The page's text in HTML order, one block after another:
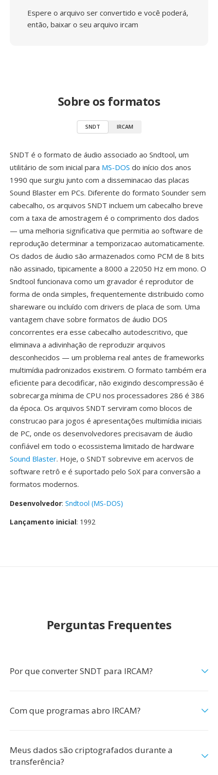
Espere o arquivo ser convertido e você poderá,
então, baixar o seu arquivo ircam
Sobre os formatos
SNDT IRCAM
SNDT é o formato de áudio associado ao Sndtool, um
utilitário de som inicial para MS-DOS do início dos anos
1990 que surgiu junto com a disseminacao das placas
Sound Blaster em PCs. Diferente do formato Sounder sem
cabecalho, os arquivos SNDT incluem um cabecalho breve
com a taxa de amostragem é o comprimento dos dados
— uma melhoria significativa que permitia ao software de
reprodução determinar a temporizacao automaticamente.
Os dados de áudio são armazenados como PCM de 8 bits
não assinado, tipicamente a 8000 a 22050 Hz em mono. O
Sndtool funcionava como um gravador é reprodutor de
forma de onda simples, frequentemente distribuido como
shareware ou incluído com drivers de placa de som. Uma
vantagem chave sobre formatos de áudio DOS
concorrentes era esse cabecalho autodescritivo, que
eliminava a adivinhação de reproduzir arquivos
desconhecidos — um problema real antes de frameworks
multimídia padronizados existirem. O formato também era
eficiente para decodificar, não exigindo descompressão é
sobrecarga mínima de CPU nos processadores 286 é 386
da época. Os arquivos SNDT serviram como blocos de
construcao para jogos é apresentações multimídia iniciais
de PC, onde os desenvolvedores precisavam de áudio
confiável em todo o ecossistema limitado de hardware
Sound Blaster. Hoje, o SNDT sobrevive em acervos de
software retrô e é suportado pelo SoX para conversão a
formatos modernos.
Desenvolvedor: Sndtool (MS-DOS)
Lançamento inicial: 1992
Perguntas Frequentes
Por que converter SNDT para IRCAM?
Com que programas abro IRCAM?
Meus dados são criptografados durante a
transferência?